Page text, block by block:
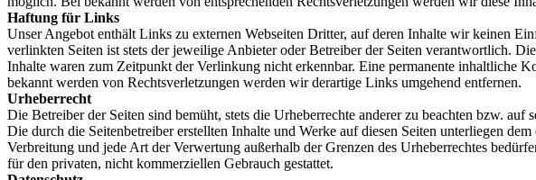
Haftung für Links
Unser Angebot enthält Links zu externen Webseiten Dritter, auf deren Inhalte wir keinen
verlinkten Seiten ist stets der jeweilige Anbieter oder Betreiber der Seiten verantwortlich.
Inhalte waren zum Zeitpunkt der Verlinkung nicht erkennbar. Eine permanente inhaltliche
bekannt werden von Rechtsverletzungen werden wir derartige Links umgehend entfernen.
Urheberrecht
Die Betreiber der Seiten sind bemüht, stets die Urheberrechte anderer zu beachten bzw.
Die durch die Seitenbetreiber erstellten Inhalte und Werke auf diesen Seiten unterliegen
Verbreitung und jede Art der Verwertung außerhalb der Grenzen des Urheberrechtes
für den privaten, nicht kommerziellen Gebrauch gestattet.